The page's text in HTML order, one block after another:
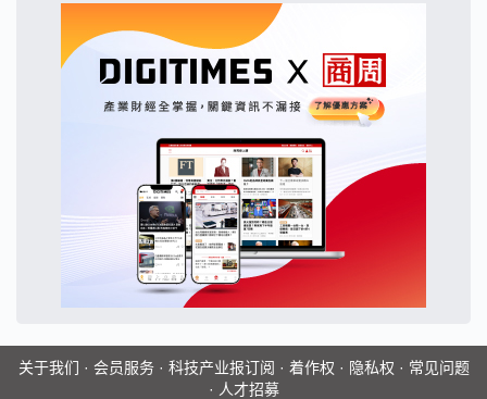
关于我们 · 会员服务· 科技产业报订阅 · 着作权 · 隐私权 · 常见问题
· 人才招募